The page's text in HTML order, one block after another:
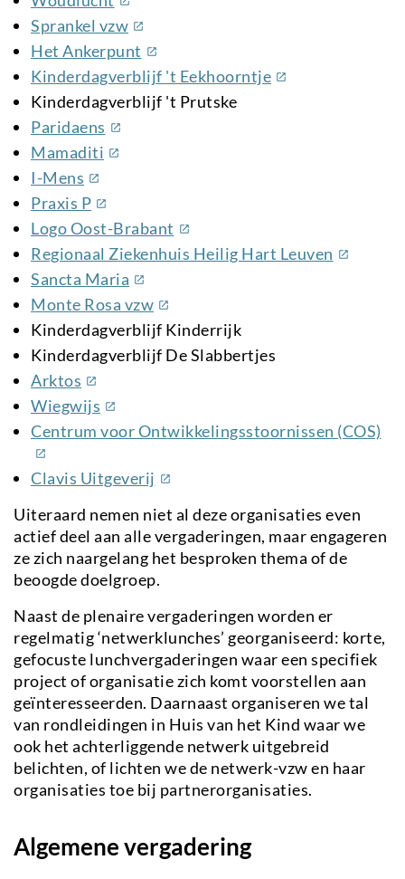
link)
Sprankel vzw(externe
link)
Het Ankerpunt (externe
link)
Kinderdagverblijf 't Eekhoorntje(externe
Kinderdagverblijf 't Prutske
Paridaens (externe
link)
Mamaditi (externe
I-Mens (externe
link)
Praxis P(externe
link)
Logo Oost-Brabant (externe
link)
Regionaal Ziekenhuis Heilig Hart Leuven (externe
Sancta Maria (externe
link)
Monte Rosa vzw(externe
link)
Kinderdagverblijf Kinderrijk
Kinderdagverblijf De Slabbertjes
Arktos (externe
link)
Wiegwijs (externe
link)
Centrum voor Ontwikkelingsstoornissen (COS)
Clavis Uitgeverij (externe
Uiteraard nemen niet al deze organisaties even
actief deel aan alle vergaderingen, maar engageren
ze zich naargelang het besproken thema of de
beoogde doelgroep.
Naast de plenaire vergaderingen worden er
regelmatig ‘netwerklunches’ georganiseerd: korte,
gefocuste lunchvergaderingen waar een specifiek
project of organisatie zich komt voorstellen aan
geïnteresseerden. Daarnaast organiseren we tal
van rondleidingen in Huis van het Kind waar we
ook het achterliggende netwerk uitgebreid
belichten, of lichten we de netwerk-vzw en haar
organisaties toe bij partnerorganisaties.
Algemene vergadering